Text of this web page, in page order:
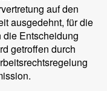
auf den
ausgedehnt, für die
Entscheidung
getroffen durch